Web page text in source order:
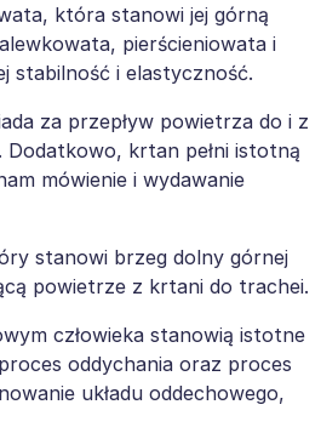
która stanowi jej górną
pierścieniowata i
stabilność i elastyczność.
za przepływ powietrza do i z
Dodatkowo, krtan pełni istotną
mówienie i wydawanie
stanowi brzeg dolny górnej
powietrze z krtani do trachei.
człowieka stanowią istotne
oddychania oraz proces
układu oddechowego,